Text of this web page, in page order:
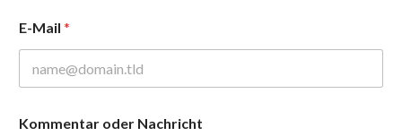
E-Mail *
Kommentar oder Nachricht